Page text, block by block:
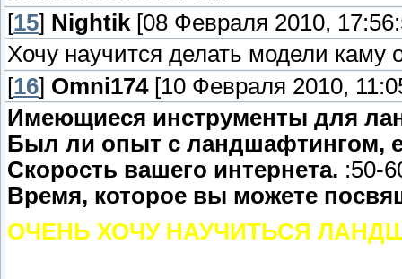
[15] Nightik [08 Февраля 2010,
Хочу научится делать модели каму
[16] Omni174[10 Февраля 2010,
Имеющиеся инструменты для
Был ли опыт с ландшафтингом,
Скорость вашего интернета. :50-
Время, которое вы можете
ОЧЕНЬ ХОЧУ НАУЧИТЬСЯ